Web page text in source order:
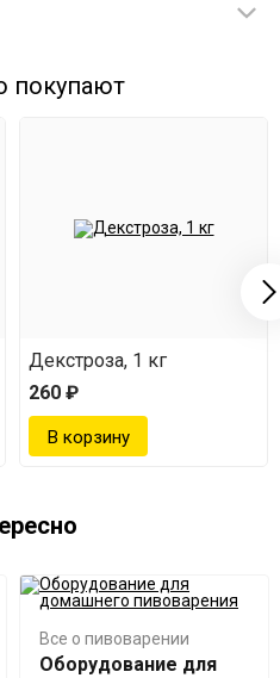
покупают
Декстроза, 1 кг
260 ₽
Все о пивоварении
Оборудование для